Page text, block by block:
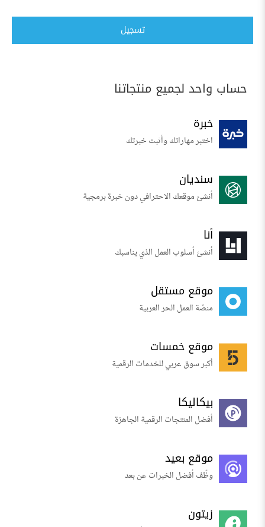
تسجيل
حساب واحد لجميع منتجاتنا
خبرة
اختبر مهاراتك وأثبت خبرتك
سنديان
أنشئ موقعك الاحترافي دون خبرة برمجية
أنا
أنشئ أسلوب العمل الذي يناسبك
موقع مستقل
منصّة العمل الحر العربية
موقع خمسات
أكبر سوق عربي للخدمات الرقمية
بيكاليكا
أفضل المنتجات الرقمية الجاهزة
موقع بعيد
وظّف أفضل الخبرات عن بعد
زيتون